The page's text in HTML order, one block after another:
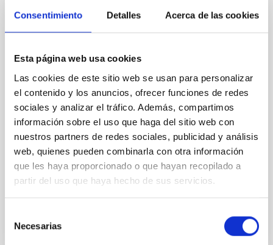
Consentimiento Detalles Acerca de las cookies
Esta página web usa cookies
Las cookies de este sitio web se usan para personalizar
el contenido y los anuncios, ofrecer funciones de redes
sociales y analizar el tráfico. Además, compartimos
información sobre el uso que haga del sitio web con
nuestros partners de redes sociales, publicidad y análisis
web, quienes pueden combinarla con otra información
que les haya proporcionado o que hayan recopilado a
partir del uso que haya hecho de sus servicios.
Necesarias
Core Scales
we expect to see alignments between the magnetic
field orientation of star-forming dense cores and the
cloud-scale magnetic field. A. Pandhi et al. showed
instead, however, that the orientation of cores and
their angular momentum vectors appear random
with respect to the larger-scale magnetic
Yin, Sean et al.
Fecha de publicación:
BIBCODE 2026APJ..1003...83Y
NÚMERO DE CITAS